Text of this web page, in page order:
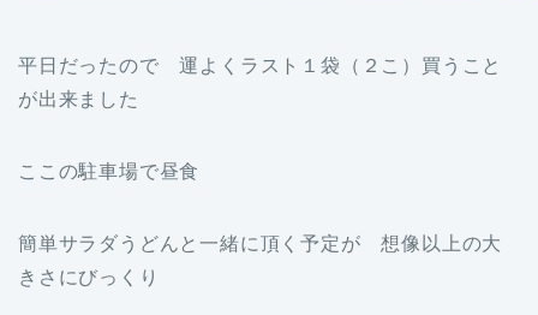
平日だったので 運よくラスト１袋（２こ）買うこと
が出来ました
ここの駐車場で昼食
簡単サラダうどんと一緒に頂く予定が 想像以上の大
きさにびっくり